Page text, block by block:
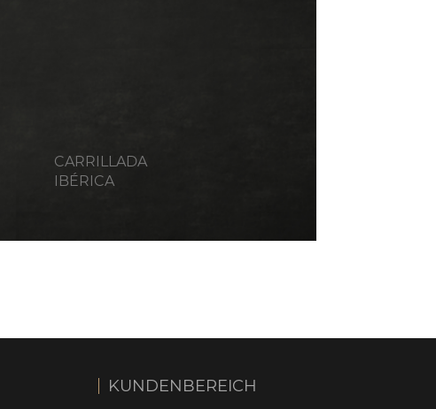
CARRILLADA
IBÉRICA
KUNDENBEREICH